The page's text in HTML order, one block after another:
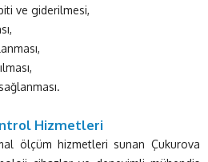
ve giderilmesi,
Hizmetleri
ölçüm hizmetleri sunan Çukurova